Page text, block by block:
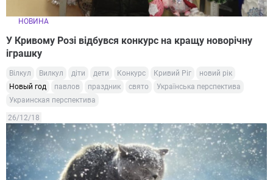
НОВИНА
У Кривому Розі відбувся конкурс на кращу новорічну
іграшку
Вілкул Вилкул діти дети Конкурс Кривий Ріг
новий рік
Новый год
павлов праздник свято
Українська перспектива
Украинская перспектива
26/12/18